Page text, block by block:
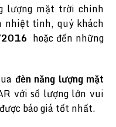
lượng mặt trời chính
nhiệt tình, quý khách
hoặc đến những
đèn năng lượng mặt
với số lượng lớn vui
báo giá tốt nhất.